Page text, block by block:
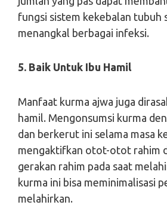
fungsi sistem kekebalan tubuh
menangkal berbagai infeksi.
5. Baik Untuk Ibu Hamil
Manfaat kurma ajwa juga
hamil. Mengonsumsi kurma
dan berkerut ini selama masa
mengaktifkan otot-otot rahim
gerakan rahim pada saat
kurma ini bisa meminimalisasi
melahirkan.